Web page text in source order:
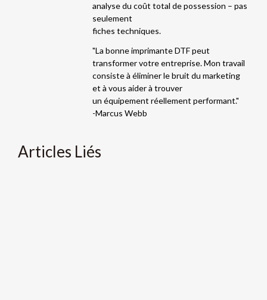
analyse du coût total de possession – pas
seulement
fiches techniques.
"La bonne imprimante DTF peut
transformer votre entreprise. Mon travail
consiste à éliminer le bruit du marketing
et à vous aider à trouver
un équipement réellement performant."
-Marcus Webb
Articles Liés